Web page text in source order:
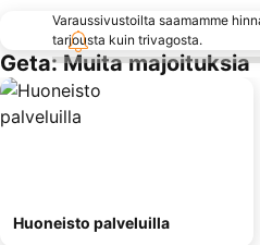
Varaussivustoilta saamamme
tarjousta kuin trivagosta.
Geta: Muita majoituksia
Huoneisto palveluilla